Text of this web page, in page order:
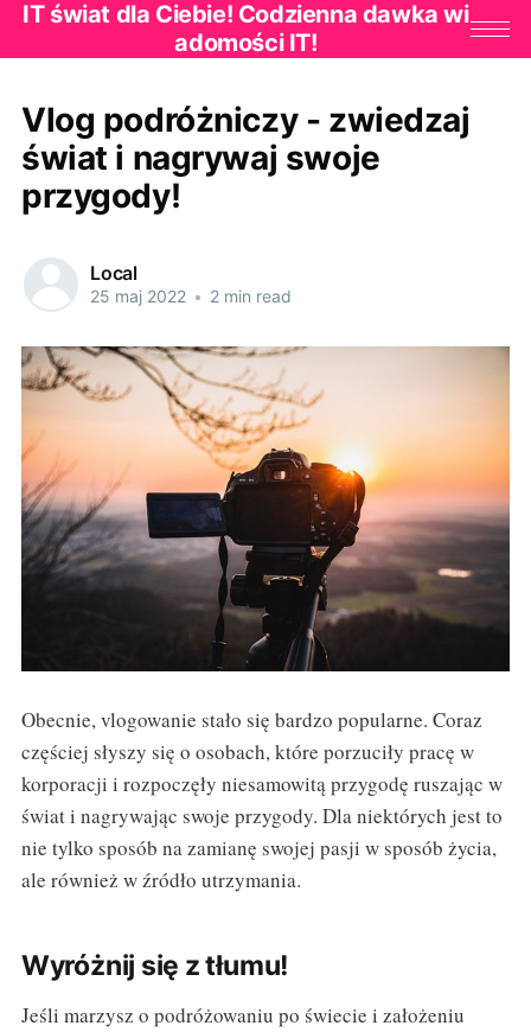
IT świat dla Ciebie! Codzienna dawka wi
adomości IT!
Vlog podróżniczy - zwiedzaj
świat i nagrywaj swoje
przygody!
Local
25 maj 2022 • 2 min read
Obecnie, vlogowanie stało się bardzo popularne. Coraz
częściej słyszy się o osobach, które porzuciły pracę w
korporacji i rozpoczęły niesamowitą przygodę ruszając w
świat i nagrywając swoje przygody. Dla niektórych jest to
nie tylko sposób na zamianę swojej pasji w sposób życia,
ale również w źródło utrzymania.
Wyróżnij się z tłumu!
Jeśli marzysz o podróżowaniu po świecie i założeniu